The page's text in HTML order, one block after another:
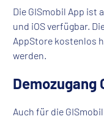
Die GISmobil App ist
und iOS verfügbar.
AppStore kostenlos
werden.
Demozugang
Auch für die